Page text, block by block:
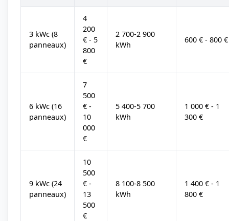
3 kWc (8
panneaux)
4
200
€ - 5
800
€
2 700-2 900
kWh
600 € - 800 €
6 kWc (16
panneaux)
7
500
€ -
10
000
€
5 400-5 700
kWh
1 000 € - 1
300 €
9 kWc (24
panneaux)
10
500
€ -
13
500
€
8 100-8 500
kWh
1 400 € - 1
800 €